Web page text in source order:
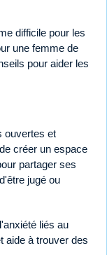
difficile pour les
une femme de
pour aider les
ouvertes et
créer un espace
partager ses
jugé ou
liés au
aide à trouver des